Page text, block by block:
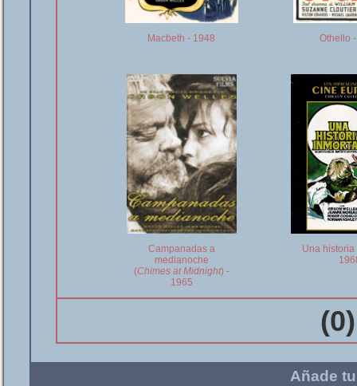
Macbeth - 1948 Othello
Campanadas a
medianoche
(Chimes at Midnight) -
1965
Una historia
Añade